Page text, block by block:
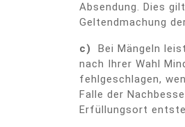
Absendung. Dies
Geltendmachung
c) Bei Mängeln
nach Ihrer Wahl
fehlgeschlagen,
Falle der
Erfüllungsort